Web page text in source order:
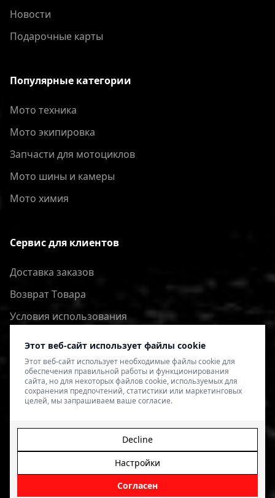
Этот веб-сайт использует файлы cookie
Этот веб-сайт использует необходимые файлы cookie для
обеспечения правильной работы и функционирования
сайта, но для некоторых файлов cookie, используемых для
сохранения предпочтений, статистики или маркетинговых
целей, мы запрашиваем ваше согласие.
Согласен
Настройки
Decline
Новости
Подарочные карты
Популярные категории
Мото техника
Мото экипировка
Запчасти для мотоциклов
Мото шины и камеры
Мото химия
Сервис для клиентов
Доставка заказов
Bозврат Tовара
Условия использования
Политика конфиденциальности
© 2026 4SPEED.LV. Visas tiesības aizsargātas.
veikala izveide - Magecode.